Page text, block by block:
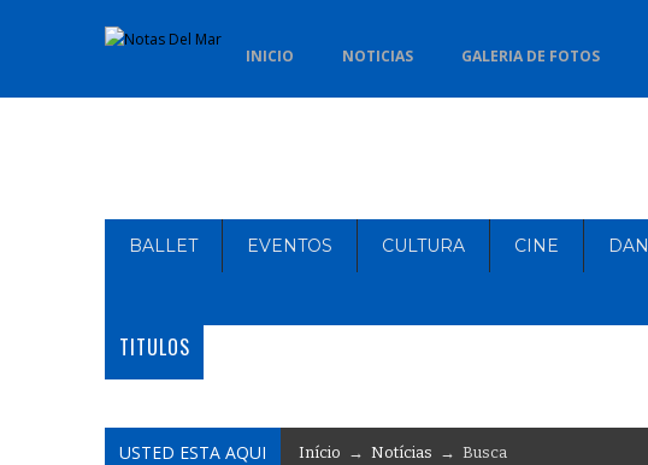
INICIO NOTICIAS GALERIA DE FOTOS
BALLET EVENTOS CULTURA CINE
TITULOS
USTED ESTA AQUI Início → Notícias → Busca